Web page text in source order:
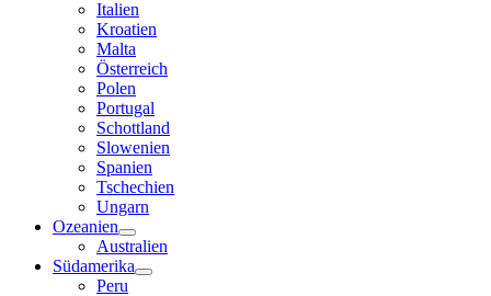
Italien
Kroatien
Malta
Österreich
Polen
Portugal
Schottland
Slowenien
Spanien
Tschechien
Ungarn
Ozeanien
Australien
Südamerika
Peru